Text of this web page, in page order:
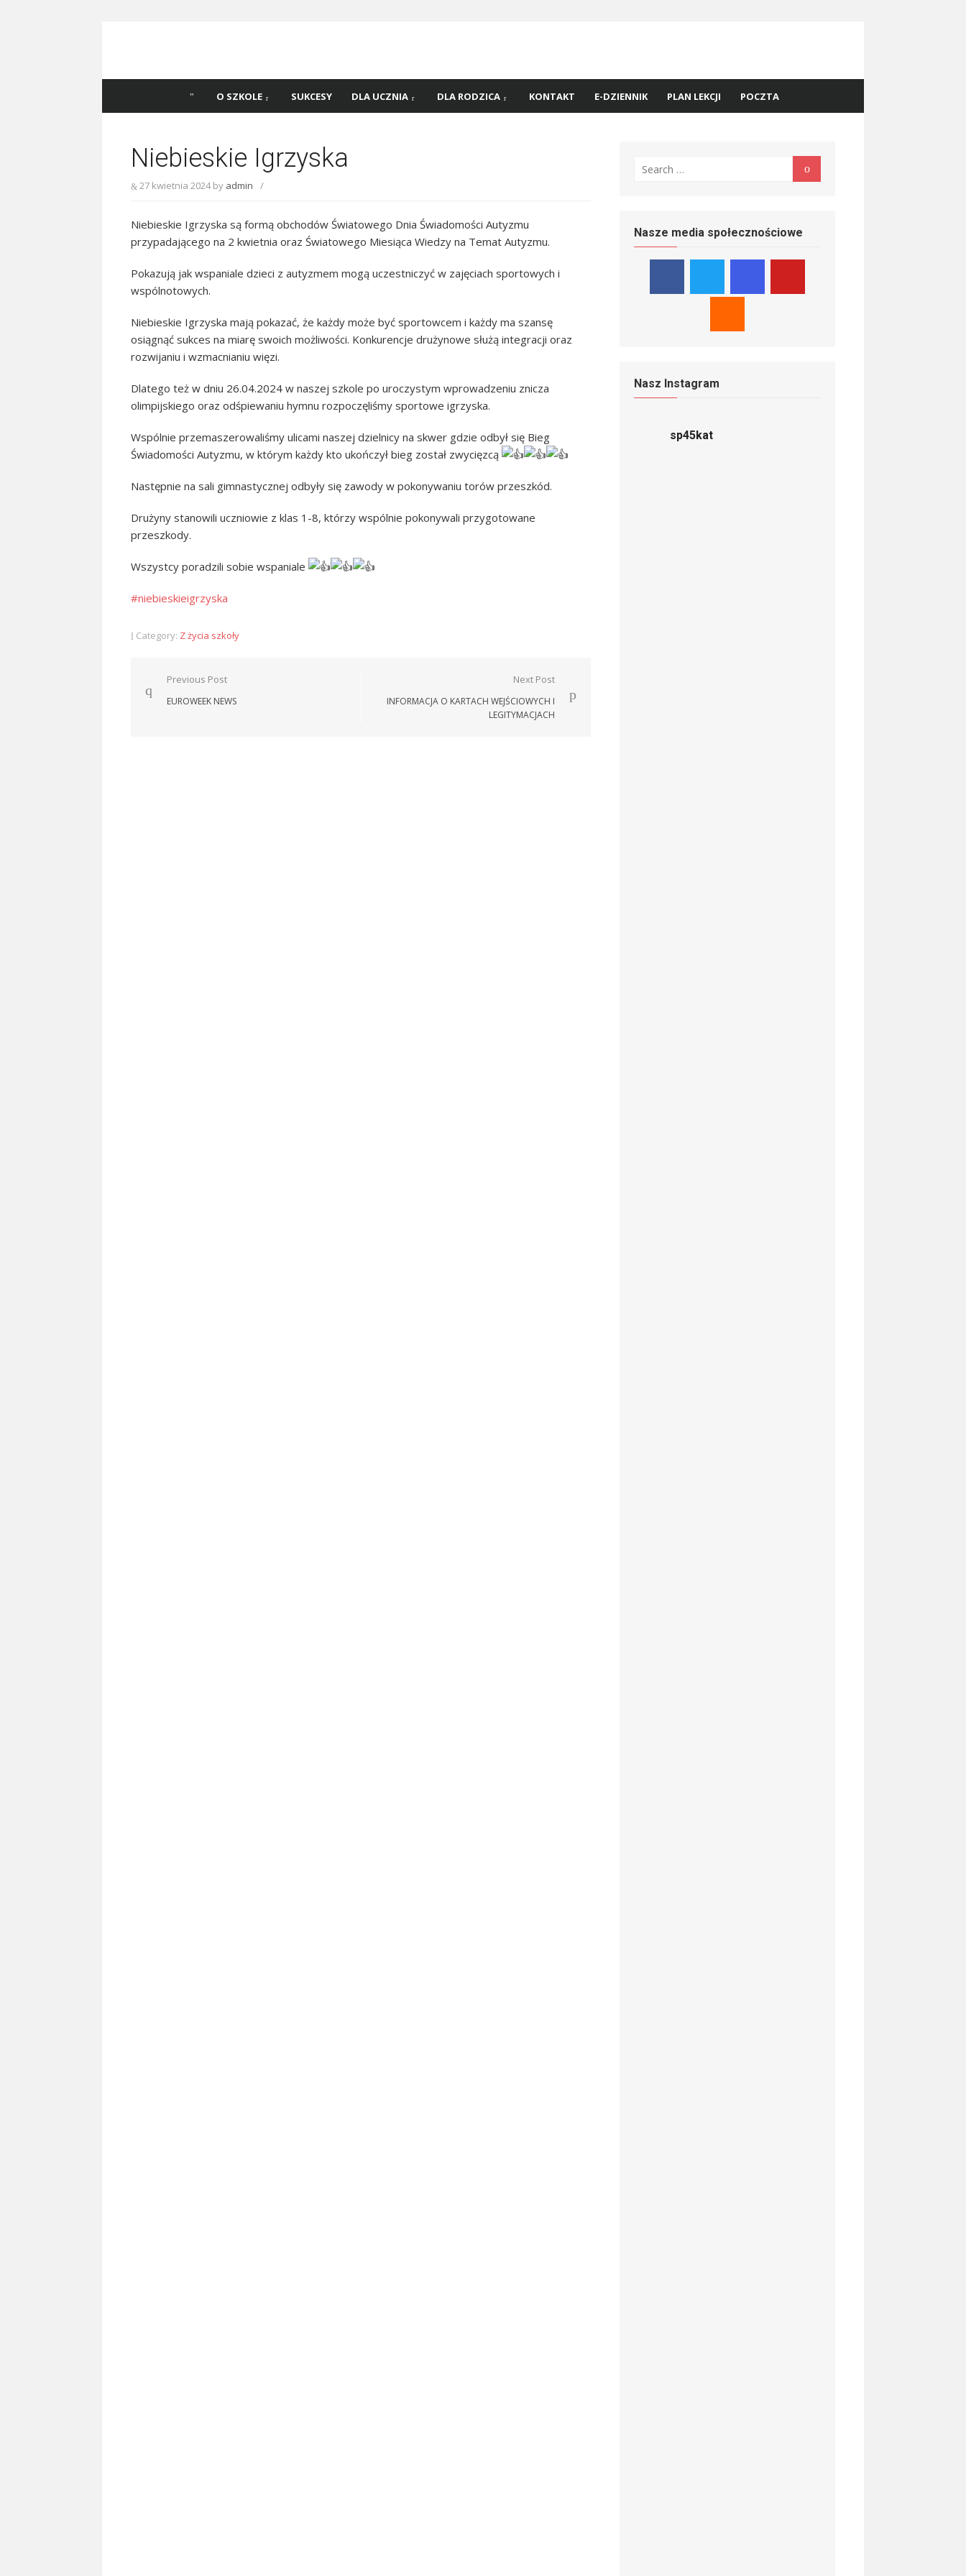
45 w Katowicach!
Katowicach
O SZKOLE SUKCESY DLA UCZNIA DLA RODZICA KONTAKT E-DZIENNIK PLAN LEKCJI POCZTA
Niebieskie Igrzyska
27 kwietnia 2024by admin /
Niebieskie Igrzyska są formą obchodów Światowego Dnia Świadomości Autyzmu
przypadającego na 2 kwietnia oraz Światowego Miesiąca Wiedzy na Temat Autyzmu.
Pokazują jak wspaniale dzieci z autyzmem mogą uczestniczyć w zajęciach sportowych i
wspólnotowych.
Niebieskie Igrzyska mają pokazać, że każdy może być sportowcem i każdy ma szansę
osiągnąć sukces na miarę swoich możliwości. Konkurencje drużynowe służą integracji oraz
rozwijaniu i wzmacnianiu więzi.
Dlatego też w dniu 26.04.2024 w naszej szkole po uroczystym wprowadzeniu znicza
olimpijskiego oraz odśpiewaniu hymnu rozpoczęliśmy sportowe igrzyska.
Wspólnie przemaszerowaliśmy ulicami naszej dzielnicy na skwer gdzie odbył się Bieg
Świadomości Autyzmu, w którym każdy kto ukończył bieg został zwycięzcą
Następnie na sali gimnastycznej odbyły się zawody w pokonywaniu torów przeszkód.
Drużyny stanowili uczniowie z klas 1-8, którzy wspólnie pokonywali przygotowane
przeszkody.
Wszystcy poradzili sobie wspaniale
#niebieskieigrzyska
Category: Z życia szkoły
Nawigacja
wpisu
Previous Post
EUROWEEK NEWS
Next Post
INFORMACJA O KARTACH WEJŚCIOWYCH I
LEGITYMACJACH
for: Search
Nasze media społecznościowe
Nasz Instagram
sp45kat